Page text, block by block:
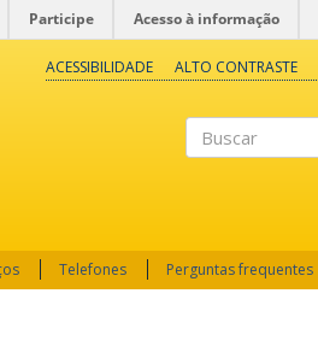
Participe Acesso à informação
ACESSIBILIDADE ALTO CONTRASTE
Telefones Perguntas frequentes